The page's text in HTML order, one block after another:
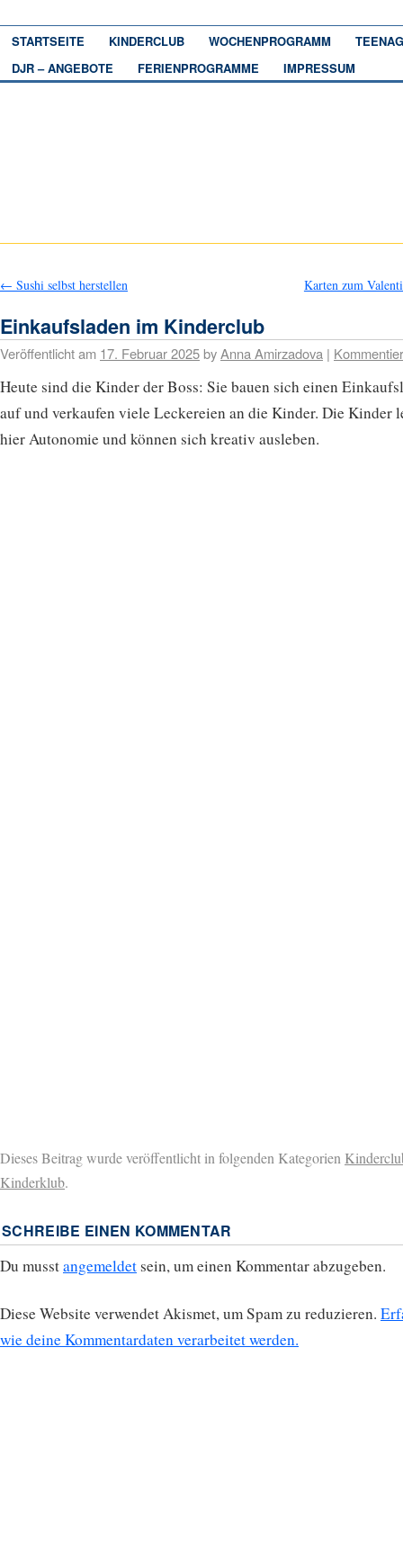
STARTSEITE KINDERCLUB WOCHENPROGRAMM
DJR – ANGEBOTE
FERIENPROGRAMME IMPRESSUM
← Sushi selbst herstellen Karten zum
Einkaufsladen im Kinderclub
Veröffentlicht am 17. Februar 2025byAnna Amirzadova |
Heute sind die Kinder der Boss: Sie bauen sich einen
auf und verkaufen viele Leckereien an die Kinder. Die Kinder
hier Autonomie und können sich kreativ ausleben.
Dieses Beitrag wurde veröffentlicht in folgenden Kategorien
Kinderklub.
SCHREIBE EINEN KOMMENTAR
Du musstangemeldet sein, um einen Kommentar abzugeben.
Diese Website verwendet Akismet, um Spam zu reduzieren.
wie deine Kommentardaten verarbeitet werden.